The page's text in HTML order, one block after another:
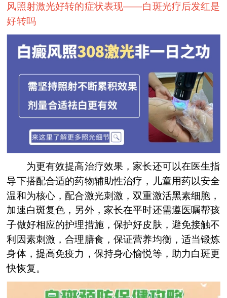
风照射激光好转的症状表现——白斑光疗后发红是
好转吗
为更有效提高治疗效果，家长还可以在医生指
导下搭配合适的药物辅助性治疗，儿童用药以安全
温和为核心，配合激光刺激，双重激活黑素细胞，
加速白斑复色，另外，家长在平时还需遵医嘱帮孩
子做好相应的护理措施，保护好皮肤，避免接触不
利因素刺激，合理膳食，保证营养均衡，适当锻炼
身体，提高免疫力，保持身心愉悦等，助力白斑更
快恢复。